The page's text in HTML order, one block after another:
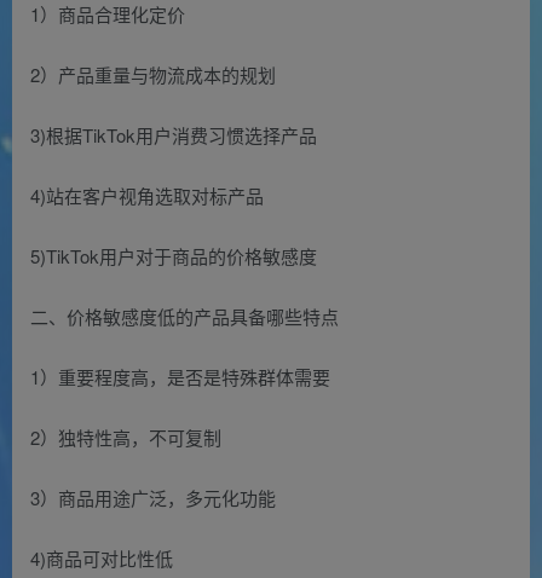
1）商品合理化定价
2）产品重量与物流成本的规划
3)根据TikTok用户消费习惯选择产品
4)站在客户视角选取对标产品
5)TikTok用户对于商品的价格敏感度
二、价格敏感度低的产品具备哪些特点
1）重要程度高，是否是特殊群体需要
2）独特性高，不可复制
3）商品用途广泛，多元化功能
4)商品可对比性低